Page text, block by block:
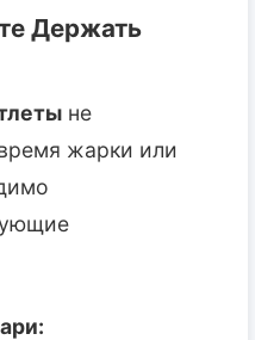
Держать
не
жарки или